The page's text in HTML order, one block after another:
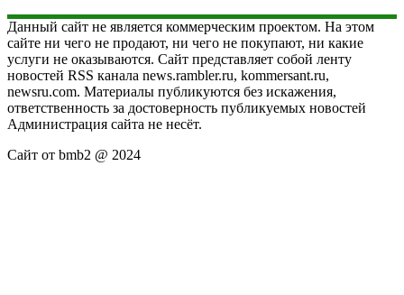
Данный сайт не является коммерческим проектом. На этом
сайте ни чего не продают, ни чего не покупают, ни какие
услуги не оказываются. Сайт представляет собой ленту
новостей RSS канала news.rambler.ru, kommersant.ru,
newsru.com. Материалы публикуются без искажения,
ответственность за достоверность публикуемых новостей
Администрация сайта не несёт.
Сайт от bmb2 @ 2024